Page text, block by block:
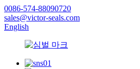
0086-574-88090720
sales@victor-seals.com
English